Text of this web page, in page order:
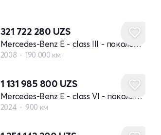
321 722 280 UZS
Mercedes-Benz E - class III - поколение W211 рестайлинг
2008 190 000 км
1 131 985 800 UZS
Mercedes-Benz E - class VI - поколение (W214, S214)
2024 900 км